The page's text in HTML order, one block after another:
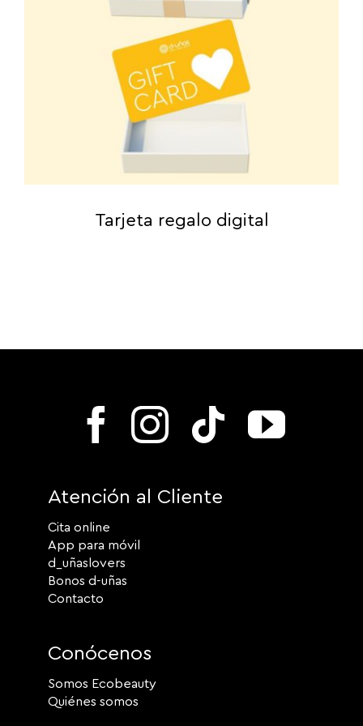
Tarjeta regalo digital
Atención al Cliente
Cita online
App para móvil
d_uñaslovers
Bonos d-uñas
Contacto
Conócenos
Somos Ecobeauty
Quiénes somos